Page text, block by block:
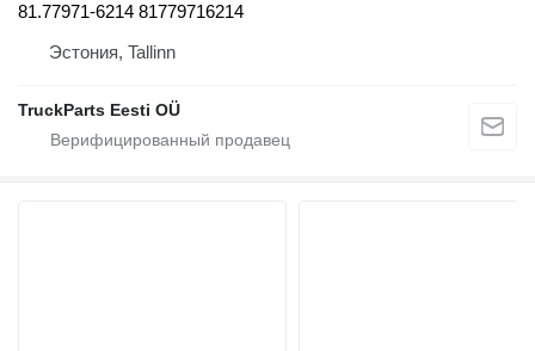
81.77971-6214 81779716214
Эстония, Tallinn
TruckParts Eesti OÜ